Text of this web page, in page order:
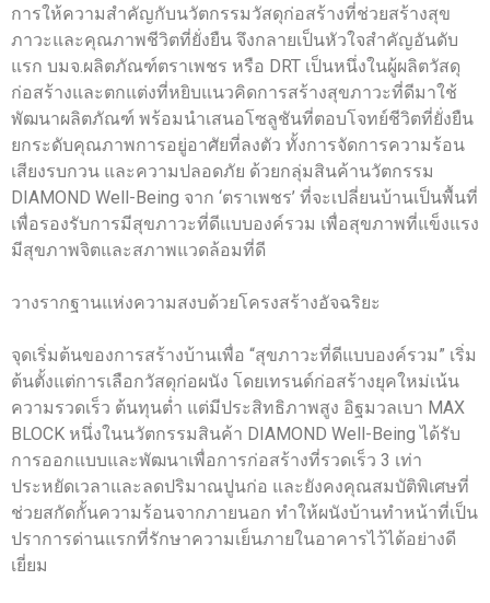
การให้ความสำคัญกับนวัตกรรมวัสดุก่อสร้างที่ช่วยสร้างสุข
ภาวะและคุณภาพชีวิตที่ยั่งยืน จึงกลายเป็นหัวใจสำคัญอันดับ
แรก บมจ.ผลิตภัณฑ์ตราเพชร หรือ DRT เป็นหนึ่งในผู้ผลิตวัสดุ
ก่อสร้างและตกแต่งที่หยิบแนวคิดการสร้างสุขภาวะที่ดีมาใช้
พัฒนาผลิตภัณฑ์ พร้อมนำเสนอโซลูชันที่ตอบโจทย์ชีวิตที่ยั่งยืน
ยกระดับคุณภาพการอยู่อาศัยที่ลงตัว ทั้งการจัดการความร้อน
เสียงรบกวน และความปลอดภัย ด้วยกลุ่มสินค้านวัตกรรม
DIAMOND Well-Being จาก ‘ตราเพชร’ ที่จะเปลี่ยนบ้านเป็นพื้นที่
เพื่อรองรับการมีสุขภาวะที่ดีแบบองค์รวม เพื่อสุขภาพที่แข็งแรง
มีสุขภาพจิตและสภาพแวดล้อมที่ดี
วางรากฐานแห่งความสงบด้วยโครงสร้างอัจฉริยะ
จุดเริ่มต้นของการสร้างบ้านเพื่อ “สุขภาวะที่ดีแบบองค์รวม” เริ่ม
ต้นตั้งแต่การเลือกวัสดุก่อผนัง โดยเทรนด์ก่อสร้างยุคใหม่เน้น
ความรวดเร็ว ต้นทุนต่ำ แต่มีประสิทธิภาพสูง อิฐมวลเบา MAX
BLOCK หนึ่งในนวัตกรรมสินค้า DIAMOND Well-Being ได้รับ
การออกแบบและพัฒนาเพื่อการก่อสร้างที่รวดเร็ว 3 เท่า
ประหยัดเวลาและลดปริมาณปูนก่อ และยังคงคุณสมบัติพิเศษที่
ช่วยสกัดกั้นความร้อนจากภายนอก ทำให้ผนังบ้านทำหน้าที่เป็น
ปราการด่านแรกที่รักษาความเย็นภายในอาคารไว้ได้อย่างดี
เยี่ยม